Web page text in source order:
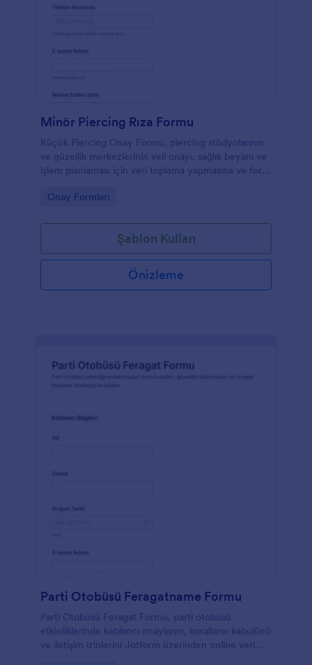
Minör Piercing Rıza Formu
Küçük Piercing Onay Formu, piercing stüdyolarının
ve güzellik merkezlerinin veli onayı, sağlık beyanı ve
işlem planlaması için veri toplama yapmasına ve form
yardımcı olur.
Go to Category:
Onay Formları
Şablon Kullan
Önizleme
Parti Otobüsü Feragatname Formu
Parti Otobüsü Feragat Formu, parti otobüsü
etkinliklerinde katılımcı onaylarını, kuralların kabulünü
ve iletişim izinlerini Jotform üzerinden online veri